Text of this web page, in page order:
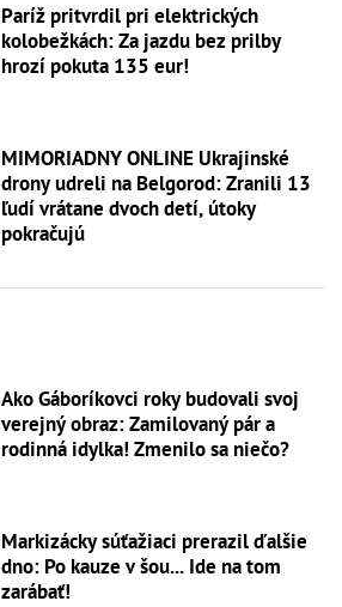
Paríž pritvrdil pri elektrických
kolobežkách: Za jazdu bez prilby
hrozí pokuta 135 eur!
MIMORIADNY ONLINE Ukrajinské
drony udreli na Belgorod: Zranili 13
ľudí vrátane dvoch detí, útoky
pokračujú
Ako Gáboríkovci roky budovali svoj
verejný obraz: Zamilovaný pár a
rodinná idylka! Zmenilo sa niečo?
Markizácky súťažiaci prerazil ďalšie
dno: Po kauze v šou... Ide na tom
zarábať!